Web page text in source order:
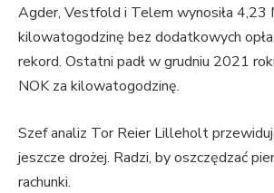
Agder, Vestfold i Telem wynosiła 4,23
kilowatogodzinę bez dodatkowych
rekord. Ostatni padł w grudniu 2021
NOK za kilowatogodzinę.
Szef analiz Tor Reier Lilleholt
jeszcze drożej. Radzi, by oszczędzać
rachunki.